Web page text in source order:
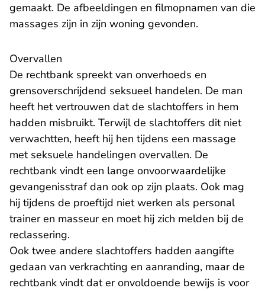
gemaakt. De afbeeldingen en filmopnamen van die
massages zijn in zijn woning gevonden.
Overvallen
De rechtbank spreekt van onverhoeds en
grensoverschrijdend seksueel handelen. De man
heeft het vertrouwen dat de slachtoffers in hem
hadden misbruikt. Terwijl de slachtoffers dit niet
verwachtten, heeft hij hen tijdens een massage
met seksuele handelingen overvallen. De
rechtbank vindt een lange onvoorwaardelijke
gevangenisstraf dan ook op zijn plaats. Ook mag
hij tijdens de proeftijd niet werken als personal
trainer en masseur en moet hij zich melden bij de
reclassering.
Ook twee andere slachtoffers hadden aangifte
gedaan van verkrachting en aanranding, maar de
rechtbank vindt dat er onvoldoende bewijs is voor